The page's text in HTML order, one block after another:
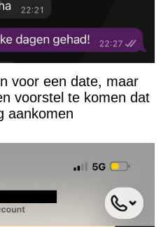
voor een date, maar
voorstel te komen dat
aankomen